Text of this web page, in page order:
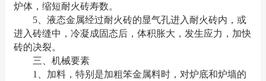
炉体，缩短耐火砖寿数。
5、液态金属经过耐火砖的显气孔进入耐火砖内，或
进入砖缝中，冷凝成固态后，体积胀大，发生应力，加快
砖的决裂。
三、机械要素
1、加料，特别是加粗笨金属料时，对炉底和炉墙的